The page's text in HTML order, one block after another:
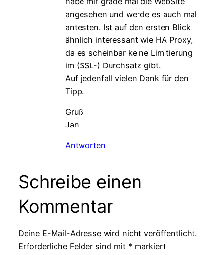
angesehen und werde es auch mal
antesten. Ist auf den ersten Blick
ähnlich interessant wie HA Proxy,
da es scheinbar keine Limitierung
im (SSL-) Durchsatz gibt.
Auf jedenfall vielen Dank für den
Tipp.
Gruß
Jan
Antworten
Schreibe einen
Kommentar
Deine E-Mail-Adresse wird nicht veröffentlicht.
Erforderliche Felder sind mit * markiert